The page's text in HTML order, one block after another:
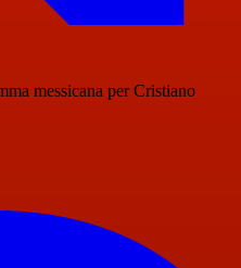
messicana per Cristiano